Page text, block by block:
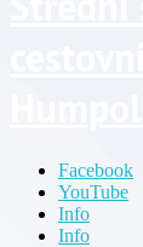
Facebook
YouTube
Info
Info